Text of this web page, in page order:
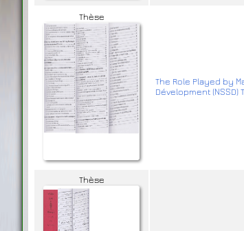
Thèse
The Role Played by
Dévelopment
Thèse